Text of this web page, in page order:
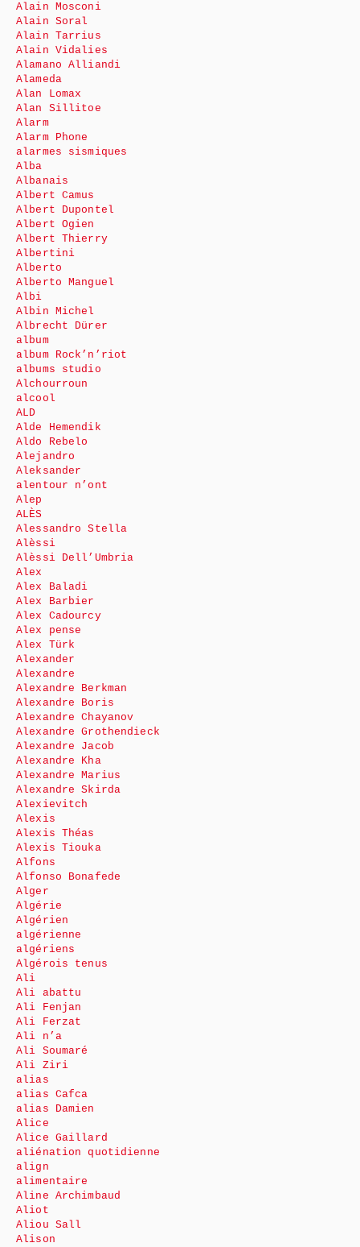
Alain Mosconi
Alain Soral
Alain Tarrius
Alain Vidalies
Alamano Alliandi
Alameda
Alan Lomax
Alan Sillitoe
Alarm
Alarm Phone
alarmes sismiques
Alba
Albanais
Albert Camus
Albert Dupontel
Albert Ogien
Albert Thierry
Albertini
Alberto
Alberto Manguel
Albi
Albin Michel
Albrecht Dürer
album
album Rock’n’riot
albums studio
Alchourroun
alcool
ALD
Alde Hemendik
Aldo Rebelo
Alejandro
Aleksander
alentour n’ont
Alep
ALÈS
Alessandro Stella
Alèssi
Alèssi Dell’Umbria
Alex
Alex Baladi
Alex Barbier
Alex Cadourcy
Alex pense
Alex Türk
Alexander
Alexandre
Alexandre Berkman
Alexandre Boris
Alexandre Chayanov
Alexandre Grothendieck
Alexandre Jacob
Alexandre Kha
Alexandre Marius
Alexandre Skirda
Alexievitch
Alexis
Alexis Théas
Alexis Tiouka
Alfons
Alfonso Bonafede
Alger
Algérie
Algérien
algérienne
algériens
Algérois tenus
Ali
Ali abattu
Ali Fenjan
Ali Ferzat
Ali n’a
Ali Soumaré
Ali Ziri
alias
alias Cafca
alias Damien
Alice
Alice Gaillard
aliénation quotidienne
align
alimentaire
Aline Archimbaud
Aliot
Aliou Sall
Alison